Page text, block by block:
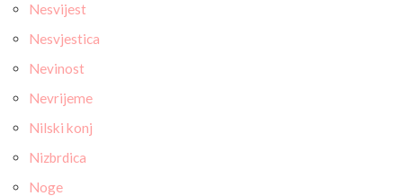
Nesvijest
Nesvjestica
Nevinost
Nevrijeme
Nilski konj
Nizbrdica
Noge